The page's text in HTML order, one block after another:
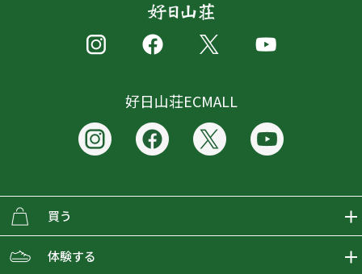
好日山荘ECMALL
買う
ECMALLの商品をさがす
体験する